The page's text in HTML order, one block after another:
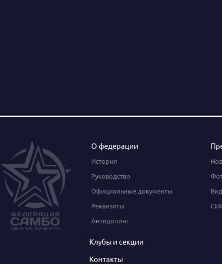
О федерации
История
Руководство
Официальные документы
Реквизиты
Антидопинг
Клубы и секции
Контакты